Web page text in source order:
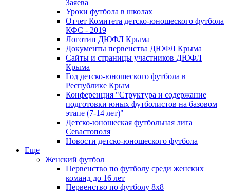
Заяева
Уроки футбола в школах
Отчет Комитета детско-юношеского футбола
КФС - 2019
Логотип ДЮФЛ Крыма
Документы первенства ДЮФЛ Крыма
Сайты и страницы участников ДЮФЛ
Крыма
Год детско-юношеского футбола в
Республике Крым
Конференция "Структура и содержание
подготовки юных футболистов на базовом
этапе (7-14 лет)"
Детско-юношеская футбольная лига
Севастополя
Новости детско-юношеского футбола
Еще
Женский футбол
Первенство по футболу среди женских
команд до 16 лет
Первенство по футболу 8х8